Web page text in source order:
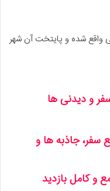
واقع شده و پایتخت آن شهر
و دیدنی ها
سفر، جاذبه ها و
و کامل بازدید